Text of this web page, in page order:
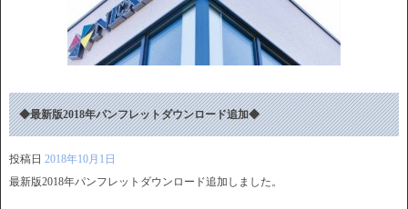
◆最新版2018年パンフレットダウンロード追加◆
投稿日 2018年10月1日
最新版2018年パンフレットダウンロード追加しました。